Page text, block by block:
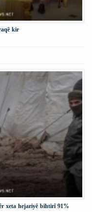
kir
xeta hejariyê bihtirî 91%